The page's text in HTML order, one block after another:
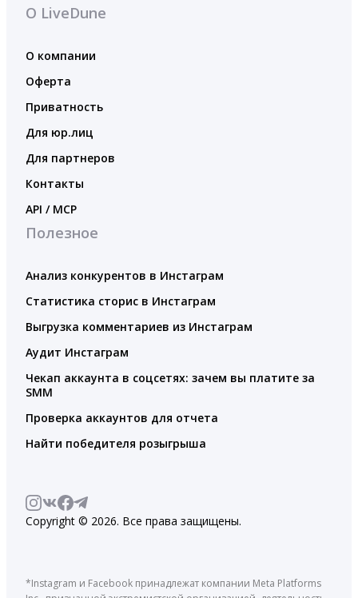
О LiveDune
О компании
Оферта
Приватность
Для юр.лиц
Для партнеров
Контакты
API / MCP
Полезное
Анализ конкурентов в Инстаграм
Статистика сторис в Инстаграм
Выгрузка комментариев из Инстаграм
Аудит Инстаграм
Чекап аккаунта в соцсетях: зачем вы платите за
SMM
Проверка аккаунтов для отчета
Найти победителя розыгрыша
Copyright © 2026. Все права защищены.
*Instagram и Facebook принадлежат компании Meta Platforms